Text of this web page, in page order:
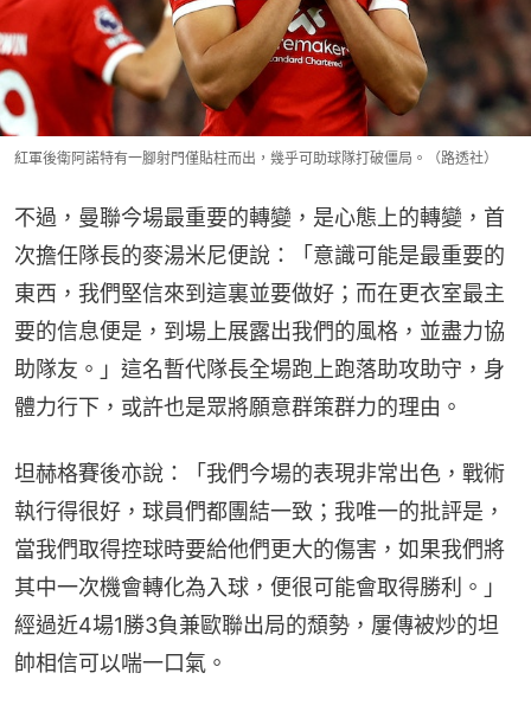
紅軍後衛阿諾特有一腳射門僅貼柱而出，幾乎可助球隊打破僵局。（路透社）
不過，曼聯今場最重要的轉變，是心態上的轉變，首
次擔任隊長的麥湯米尼便說：「意識可能是最重要的
東西，我們堅信來到這裏並要做好；而在更衣室最主
要的信息便是，到場上展露出我們的風格，並盡力協
助隊友。」這名暫代隊長全場跑上跑落助攻助守，身
體力行下，或許也是眾將願意群策群力的理由。
坦赫格賽後亦說：「我們今場的表現非常出色，戰術
執行得很好，球員們都團結一致；我唯一的批評是，
當我們取得控球時要給他們更大的傷害，如果我們將
其中一次機會轉化為入球，便很可能會取得勝利。」
經過近4場1勝3負兼歐聯出局的頹勢，屢傳被炒的坦
帥相信可以喘一口氣。